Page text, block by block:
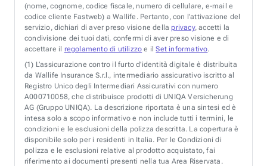
(nome, cognome, codice fiscale, numero di cellulare, e-mail e
codice cliente Fastweb) a Wallife. Pertanto, con l’attivazione del
servizio, dichiari di aver preso visione della privacy, accetti la
condivisione dei tuoi dati, confermi di aver preso visione e di
accettare il regolamento di utilizzo e ilSet informativo.
(1) L’assicurazione contro il furto d’identità digitale è distribuita
da Wallife Insurance S.r.l., intermediario assicurativo iscritto al
Registro Unico degli Intermediari Assicurativi con numero
A000710058, che distribuisce prodotti di UNIQA Versicherung
AG (Gruppo UNIQA). La descrizione riportata è una sintesi ed è
intesa solo a scopo informativo e non include tutti i termini, le
condizioni e le esclusioni della polizza descritta. La copertura è
disponibile solo per i residenti in Italia. Per le Condizioni di
polizza e le esclusioni relative al prodotto acquistato, fai
riferimento ai documenti presenti nella tua Area Riservata.